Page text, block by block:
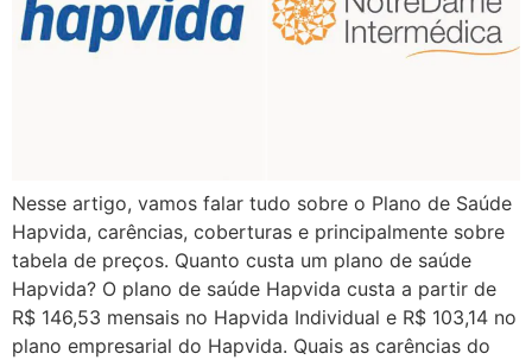
Nesse artigo, vamos falar tudo sobre o Plano de Saúde
Hapvida, carências, coberturas e principalmente sobre
tabela de preços. Quanto custa um plano de saúde
Hapvida? O plano de saúde Hapvida custa a partir de
R$ 146,53 mensais no Hapvida Individual e R$ 103,14 no
plano empresarial do Hapvida. Quais as carências do